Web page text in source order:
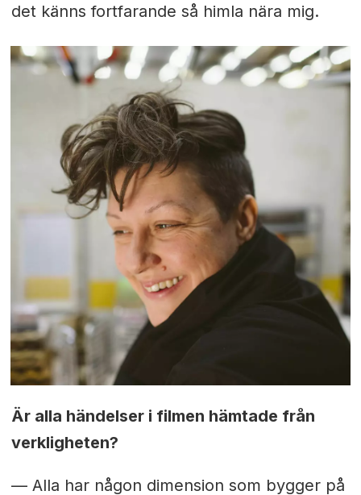
det känns fortfarande så himla nära mig.
Är alla händelser i filmen hämtade från
verkligheten?
— Alla har någon dimension som bygger på